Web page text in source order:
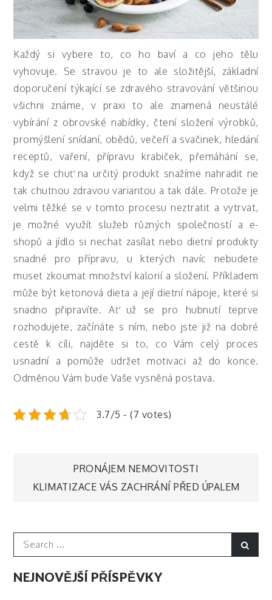
Každý si vybere to, co ho baví a co jeho tělu
vyhovuje. Se stravou je to ale složitější, základní
doporučení týkající se zdravého stravování většinou
všichni známe, v praxi to ale znamená neustálé
vybírání z obrovské nabídky, čtení složení výrobků,
promýšlení snídaní, obědů, večeří a svačinek, hledání
receptů, vaření, přípravu krabiček, přemáhání se,
když se chuť na určitý produkt snažíme nahradit ne
tak chutnou zdravou variantou a tak dále. Protože je
velmi těžké se v tomto procesu neztratit a vytrvat,
je možné využít služeb různých společností a e-
shopů a jídlo si nechat zasílat nebo dietní produkty
snadné pro přípravu, u kterých navíc nebudete
muset zkoumat množství kalorií a složení. Příkladem
může být ketonová dieta a její dietní nápoje, které si
snadno připravíte. Ať už se pro hubnutí teprve
rozhodujete, začínáte s ním, nebo jste již na dobré
cestě k cíli, najděte si to, co Vám celý proces
usnadní a pomůže udržet motivaci až do konce.
Odměnou Vám bude Vaše vysněná postava.
3.7/5 - (7 votes)
Navigace
příspěvek
PRONÁJEM NEMOVITOSTI
KLIMATIZACE VÁS ZACHRÁNÍ PŘED ÚPALEM
Search
NEJNOVĚJŠÍ PŘÍSPĚVKY